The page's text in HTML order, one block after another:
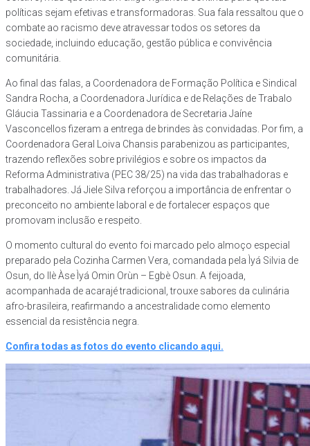
políticas sejam efetivas e transformadoras. Sua fala ressaltou que o
combate ao racismo deve atravessar todos os setores da
sociedade, incluindo educação, gestão pública e convivência
comunitária.
Ao final das falas, a Coordenadora de Formação Política e Sindical
Sandra Rocha, a Coordenadora Jurídica e de Relações de Trabalo
Gláucia Tassinaria e a Coordenadora de Secretaria Jaíne
Vasconcellos fizeram a entrega de brindes às convidadas. Por fim, a
Coordenadora Geral Loiva Chansis parabenizou as participantes,
trazendo reflexões sobre privilégios e sobre os impactos da
Reforma Administrativa (PEC 38/25) na vida das trabalhadoras e
trabalhadores. Já Jiele Silva reforçou a importância de enfrentar o
preconceito no ambiente laboral e de fortalecer espaços que
promovam inclusão e respeito.
O momento cultural do evento foi marcado pelo almoço especial
preparado pela Cozinha Carmen Vera, comandada pela Ìyá Silvia de
Osun, do Ilè Àse Ìyá Omin Orùn – Egbè Osun. A feijoada,
acompanhada de acarajé tradicional, trouxe sabores da culinária
afro-brasileira, reafirmando a ancestralidade como elemento
essencial da resistência negra.
Confira todas as fotos do evento clicando aqui.